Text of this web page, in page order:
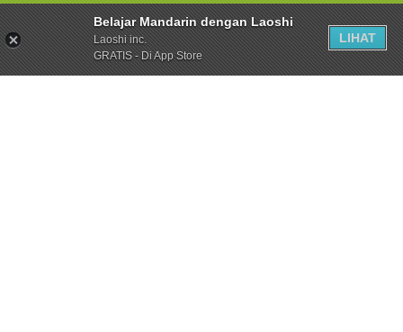
Belajar Mandarin dengan Laoshi
Laoshi inc.
GRATIS - Di App Store
LIHAT